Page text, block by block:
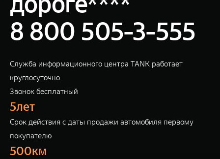
8 800 505-3-555
Служба информационного центра TANK работает
круглосуточно
Звонок бесплатный
5лет
Cрок действия с даты продажи автомобиля первому
покупателю
500км